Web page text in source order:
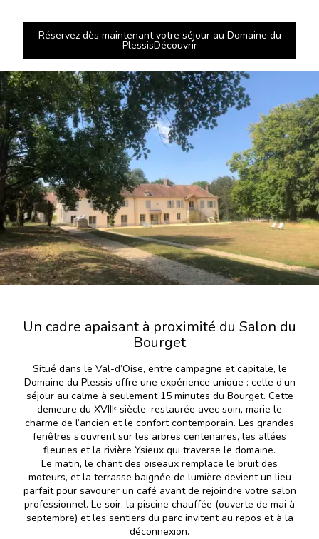
Réservez dès maintenant votre séjour au Domaine du
PlessisDécouvrir
Un cadre apaisant à proximité du Salon du
Bourget
Situé dans le Val-d’Oise, entre campagne et capitale, le
Domaine du Plessis offre une expérience unique : celle d’un
séjour au calme à seulement 15 minutes du Bourget. Cette
demeure du XVIIIᵉ siècle, restaurée avec soin, marie le
charme de l’ancien et le confort contemporain. Les grandes
fenêtres s’ouvrent sur les arbres centenaires, les allées
fleuries et la rivière Ysieux qui traverse le domaine.
Le matin, le chant des oiseaux remplace le bruit des
moteurs, et la terrasse baignée de lumière devient un lieu
parfait pour savourer un café avant de rejoindre votre salon
professionnel. Le soir, la piscine chauffée (ouverte de mai à
septembre) et les sentiers du parc invitent au repos et à la
déconnexion.